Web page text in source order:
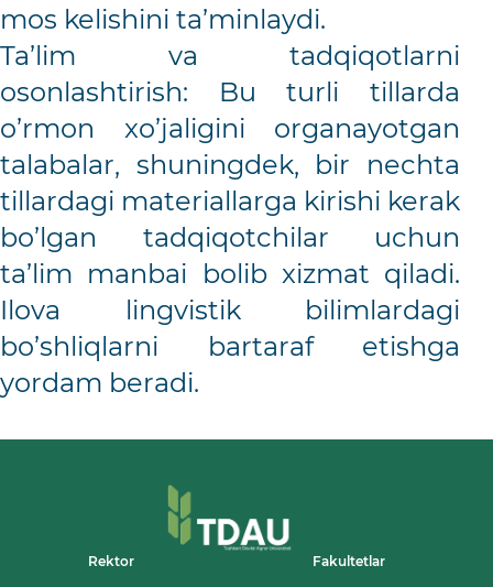
mos kelishini ta’minlaydi.
Ta’lim va tadqiqotlarni
osonlashtirish: Bu turli tillarda
o’rmon xo’jaligini organayotgan
talabalar, shuningdek, bir nechta
tillardagi materiallarga kirishi kerak
bo’lgan tadqiqotchilar uchun
ta’lim manbai bolib xizmat qiladi.
Ilova lingvistik bilimlardagi
bo’shliqlarni bartaraf etishga
yordam beradi.
Rektor Fakultetlar